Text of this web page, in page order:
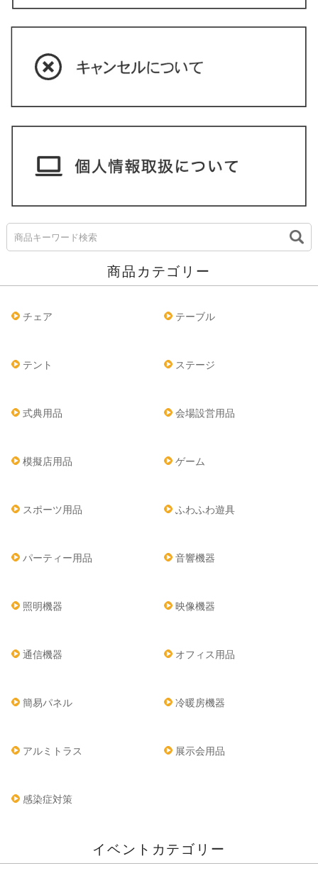
商品カテゴリー
チェア テーブル
テント ステージ
式典用品 会場設営用品
模擬店用品 ゲーム
スポーツ用品 ふわふわ遊具
パーティー用品 音響機器
照明機器 映像機器
通信機器 オフィス用品
簡易パネル 冷暖房機器
アルミトラス 展示会用品
感染症対策
イベントカテゴリー